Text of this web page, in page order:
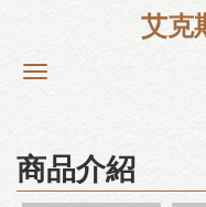
艾克
商品介紹